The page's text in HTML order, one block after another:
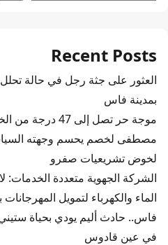
Recent Posts
العثور على جثة رجل في حالة
بمدينة فاس
موجة حر تصل إلى 47 درجة من الخميس حتى السبت
مصطفى لخصم يحسم وجهته
لخوض تشريعيات صفرو
الشركة الجهوية متعددة الخدمات:
الماء والكهرباء لتمويل
فاس.. حادث أليم يودي بحياة
في عين قادوس